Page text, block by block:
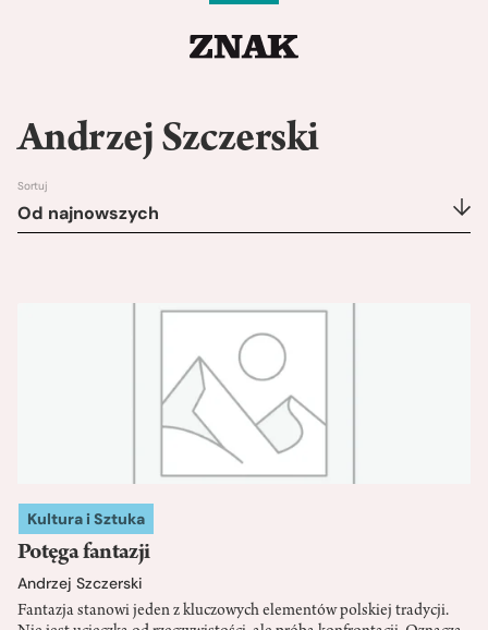
Andrzej Szczerski
Sortuj
Od najnowszych
Kultura i Sztuka
Potęga fantazji
Andrzej Szczerski
Fantazja stanowi jeden z kluczowych elementów polskiej tradycji.